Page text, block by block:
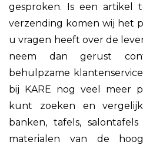
gesproken. Is een artikel
verzending komen wij het
u vragen heeft over de
neem dan gerust
behulpzame
bij KARE nog veel meer
kunt zoeken en
banken, tafels,
materialen van de